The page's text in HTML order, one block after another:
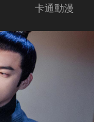
卡通動漫